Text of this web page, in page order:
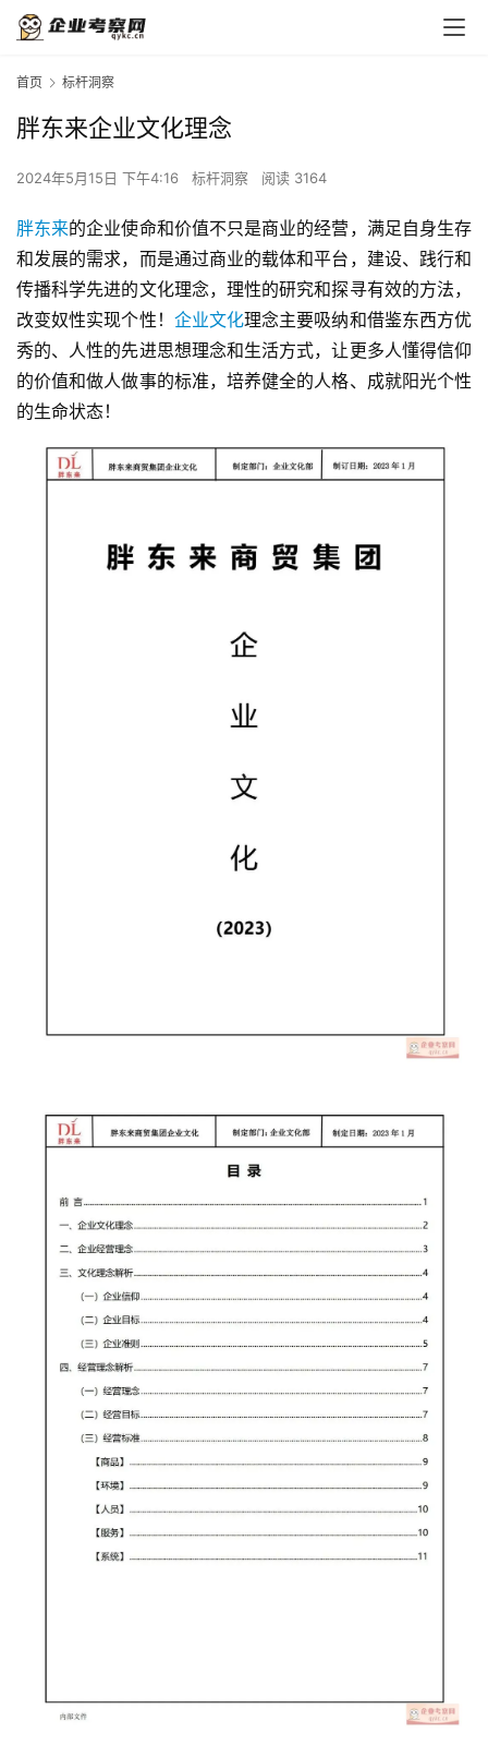
首页 标杆洞察
胖东来企业文化理念
2024年5月15日 下午4:16 标杆洞察 阅读 3164
胖东来的企业使命和价值不只是商业的经营，满足自身生存
和发展的需求，而是通过商业的载体和平台，建设、践行和
传播科学先进的文化理念，理性的研究和探寻有效的方法，
改变奴性实现个性！ 企业文化理念主要吸纳和借鉴东西方优
秀的、人性的先进思想理念和生活方式，让更多人懂得信仰
的价值和做人做事的标准，培养健全的人格、成就阳光个性
的生命状态！